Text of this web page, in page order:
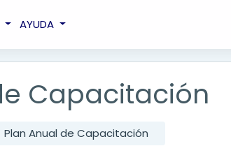
AYUDA
Capacitación
Plan Anual de Capacitación